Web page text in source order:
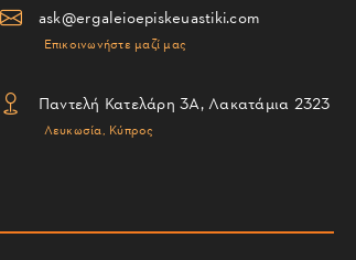
ask@ergaleioepiskeuastiki.com
Επικοινωνήστε μαζί μας
Παντελή Κατελάρη 3Α, Λακατάμια 2323
Λευκωσία, Κύπρος